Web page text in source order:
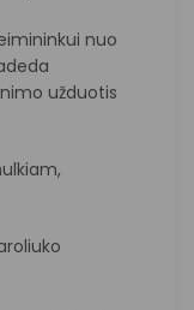
nuo
užduotis